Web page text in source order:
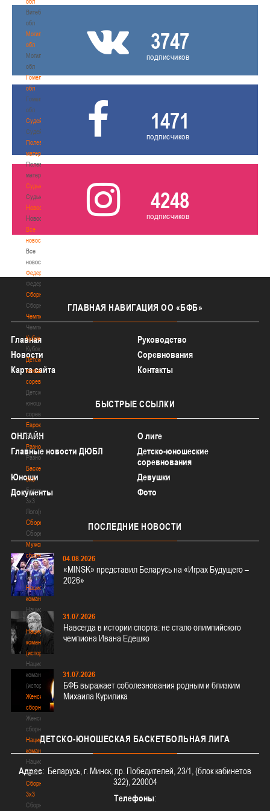
Витебская
обл
Могилевская
обл
Могилевская
обл
Гомельская
обл
Гомельская
обл
Судейство
Судейство
Полезные
материалы
Полезные
материалы
Судьи
Судьи
Новости
Новости
Все
новости
Все
новости
Федерация
Федерация
Сборные
Сборные
Чемпионат
Чемпионат
Кубок
Кубок
Детско-
юношеские
соревнования
Детско-
юношеские
соревнования
Еврокубки
Еврокубки
Разное
Разное
Баскетбол
3х3
Баскетбол
3х3
Лого[modid=121]
Сборные
Сборные
Мужские
сборные
Мужские
сборные
Национальная
команда
Национальная
команда
Национальная
команда
(история)
Национальная
команда
(история)
Женские
сборные
Женские
сборные
Национальная
команда
Национальная
команда
Сборные
3х3
Сборные
3747
подписчиков
1471
подписчиков
4248
подписчиков
ГЛАВНАЯ НАВИГАЦИЯ ОО «БФБ»
Главная
Руководство
Новости
Соревнования
Карта сайта
Контакты
БЫСТРЫЕ ССЫЛКИ
ОНЛАЙН
О лиге
Главные новости ДЮБЛ
Детско-юношеские
соревнования
Юноши
Девушки
Документы
Фото
ПОСЛЕДНИЕ НОВОСТИ
04.08.2026
«MINSK» представил Беларусь на «Играх Будущего –
2026»
31.07.2026
Навсегда в истории спорта: не стало олимпийского
чемпиона Ивана Едешко
31.07.2026
БФБ выражает соболезнования родным и близким
Михаила Курилика
ДЕТСКО-ЮНОШЕСКАЯ БАСКЕТБОЛЬНАЯ ЛИГА
Адрес: Беларусь, г. Минск, пр. Победителей, 23/1, (блок кабинетов
322), 220004
Телефоны: